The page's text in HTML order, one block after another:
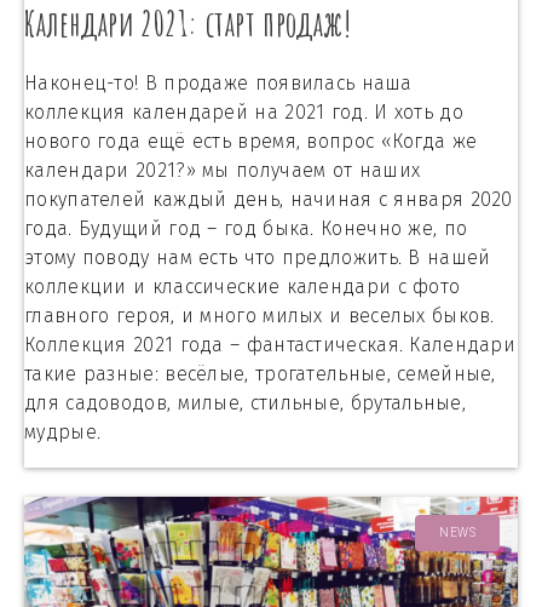
Календари 2021: старт продаж!
Наконец-то! В продаже появилась наша
коллекция календарей на 2021 год. И хоть до
нового года ещё есть время, вопрос «Когда же
календари 2021?» мы получаем от наших
покупателей каждый день, начиная с января 2020
года. Будущий год – год быка. Конечно же, по
этому поводу нам есть что предложить. В нашей
коллекции и классические календари с фото
главного героя, и много милых и веселых быков.
Коллекция 2021 года – фантастическая. Календари
такие разные: весёлые, трогательные, семейные,
для садоводов, милые, стильные, брутальные,
мудрые.
NEWS